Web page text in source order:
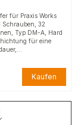
für Praxis Works
Schrauben, 32
Typ DM-A, Hard
für eine
Kaufen